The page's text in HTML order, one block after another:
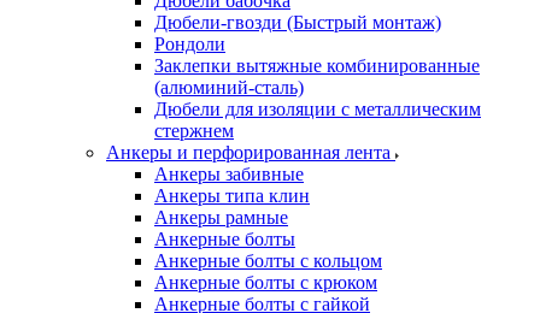
Дюбели-гвозди (Быстрый монтаж)
Рондоли
Заклепки вытяжные комбинированные
(алюминий-сталь)
Дюбели для изоляции с металлическим
стержнем
Анкеры и перфорированная лента
Анкеры забивные
Анкеры типа клин
Анкеры рамные
Анкерные болты
Анкерные болты с кольцом
Анкерные болты с крюком
Анкерные болты с гайкой